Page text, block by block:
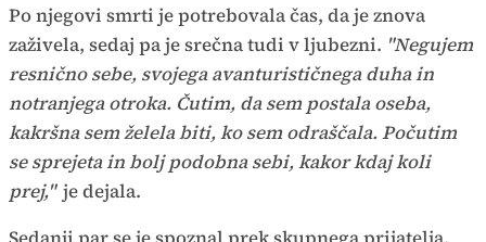
Po njegovi smrti je potrebovala čas, da je znova
zaživela, sedaj pa je srečna tudi v ljubezni. "Negujem
resnično sebe, svojega avanturističnega duha in
notranjega otroka. Čutim, da sem postala oseba,
kakršna sem želela biti, ko sem odraščala. Počutim
se sprejeta in bolj podobna sebi, kakor kdaj koli
prej," je dejala.